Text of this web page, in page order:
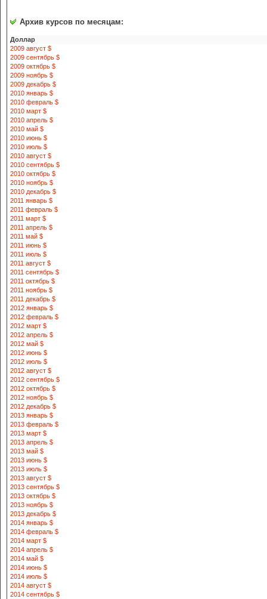
Архив курсов по месяцам:
Доллар
2009 август $
2009 сентябрь $
2009 октябрь $
2009 ноябрь $
2009 декабрь $
2010 январь $
2010 февраль $
2010 март $
2010 апрель $
2010 май $
2010 июнь $
2010 июль $
2010 август $
2010 сентябрь $
2010 октябрь $
2010 ноябрь $
2010 декабрь $
2011 январь $
2011 февраль $
2011 март $
2011 апрель $
2011 май $
2011 июнь $
2011 июль $
2011 август $
2011 сентябрь $
2011 октябрь $
2011 ноябрь $
2011 декабрь $
2012 январь $
2012 февраль $
2012 март $
2012 апрель $
2012 май $
2012 июнь $
2012 июль $
2012 август $
2012 сентябрь $
2012 октябрь $
2012 ноябрь $
2012 декабрь $
2013 январь $
2013 февраль $
2013 март $
2013 апрель $
2013 май $
2013 июнь $
2013 июль $
2013 август $
2013 сентябрь $
2013 октябрь $
2013 ноябрь $
2013 декабрь $
2014 январь $
2014 февраль $
2014 март $
2014 апрель $
2014 май $
2014 июнь $
2014 июль $
2014 август $
2014 сентябрь $